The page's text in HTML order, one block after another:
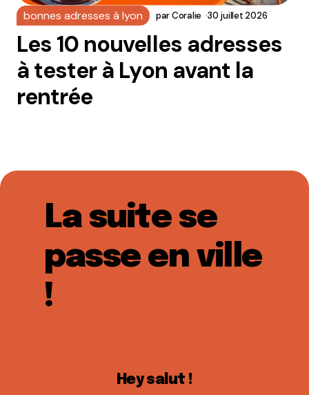
bonnes adresses à lyon parCoralie 30 juillet 2026
Les 10 nouvelles adresses
à tester à Lyon avant la
rentrée
La suite se
passe en ville
!
Hey salut !